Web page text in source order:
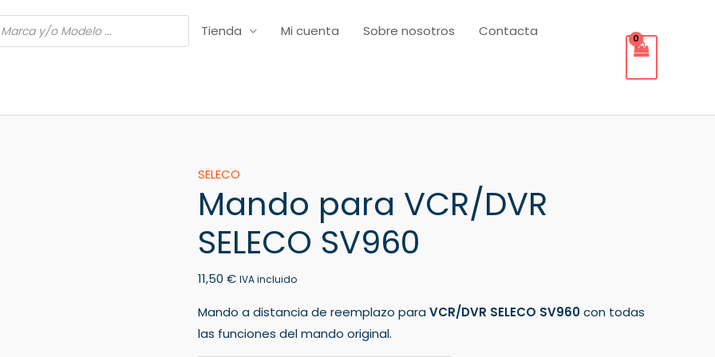
Tienda Mi cuenta Sobre nosotros Contacta
SELECO
Mando para VCR/DVR
SELECO SV960
11,50 € IVA incluido
Mando a distancia de reemplazo paraVCR/DVR SELECO SV960con todas
las funciones del mando original.
Mando
para
VCR/DVR
SELECO
cantidad